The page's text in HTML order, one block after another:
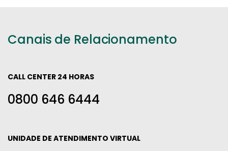
Canais de Relacionamento
CALL CENTER 24 HORAS
0800 646 6444
UNIDADE DE ATENDIMENTO VIRTUAL